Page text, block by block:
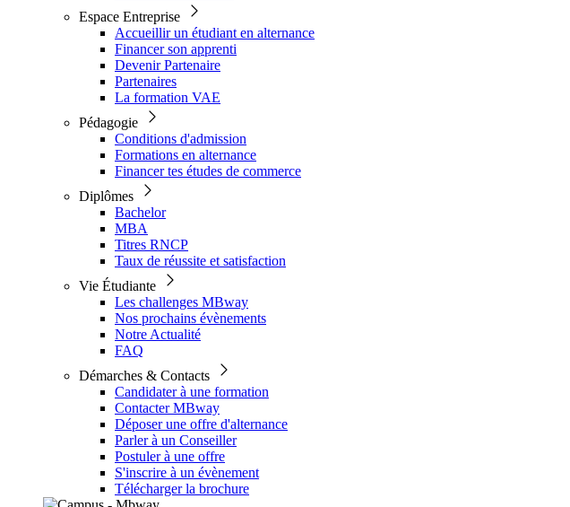
Espace Entreprise
Accueillir un étudiant en alternance
Financer son apprenti
Devenir Partenaire
Partenaires
La formation VAE
Pédagogie
Conditions d'admission
Formations en alternance
Financer tes études de commerce
Diplômes
Bachelor
MBA
Titres RNCP
Taux de réussite et satisfaction
Vie Étudiante
Les challenges MBway
Nos prochains évènements
Notre Actualité
FAQ
Démarches & Contacts
Candidater à une formation
Contacter MBway
Déposer une offre d'alternance
Parler à un Conseiller
Postuler à une offre
S'inscrire à un évènement
Télécharger la brochure